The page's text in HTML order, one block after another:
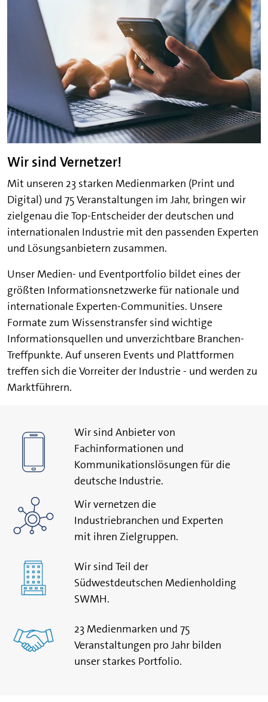
Wir sind Vernetzer!
Mit unseren 23 starken Medienmarken (Print und
Digital) und 75 Veranstaltungen im Jahr, bringen wir
zielgenau die Top-Entscheider der deutschen und
internationalen Industrie mit den passenden Experten
und Lösungsanbietern zusammen.​
Unser Medien- und Eventportfolio bildet eines der
größten Informationsnetzwerke für nationale und
internationale Experten-Communities. Unsere
Formate zum Wissenstransfer sind wichtige
Informationsquellen und unverzichtbare Branchen-
Treffpunkte. Auf unseren Events und Plattformen
treffen sich die Vorreiter der Industrie - und werden zu
Marktführern.
Wir sind Anbieter von
Fachinformationen und
Kommunikationslösungen für die
deutsche Industrie.
Wir vernetzen die
Industriebranchen und Experten
mit ihren Zielgruppen.
Wir sind Teil der
Südwestdeutschen Medienholding
SWMH.
23 Medienmarken und 75
Veranstaltungen pro Jahr bilden
unser starkes Portfolio.